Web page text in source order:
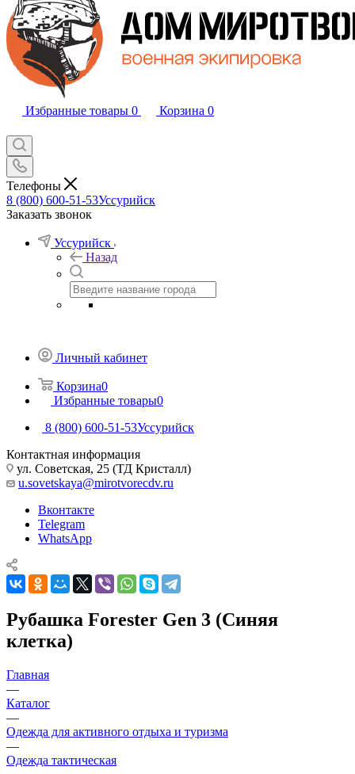
Избранные товары 0 Корзина 0
Телефоны
8 (800) 600-51-53Уссурийск
Заказать звонок
Уссурийск
Назад
Личный кабинет
Корзина0
Избранные товары0
8 (800) 600-51-53Уссурийск
Контактная информация
ул. Советская, 25 (ТД Кристалл)
u.sovetskaya@mirotvorecdv.ru
Вконтакте
Telegram
WhatsApp
Рубашка Forester Gen 3 (Синяя
клетка)
Главная
—
Каталог
—
Одежда для активного отдыха и туризма
—
Одежда тактическая